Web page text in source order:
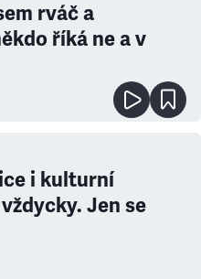
rváč a
říká ne a v
i kulturní
Jen se